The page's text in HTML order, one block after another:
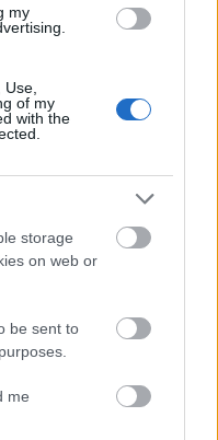
my
of my
with the
storage
on web or
be sent to
me
új Bicske Kelet
és négy új,
MKIF az M1-es
Angyalföldön
jó hírű református
szakasz indult be a